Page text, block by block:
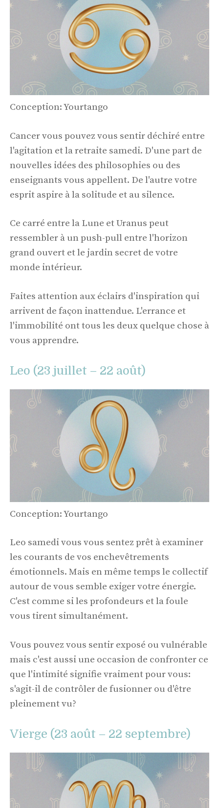
Conception: Yourtango
Cancer vous pouvez vous sentir déchiré entre
l'agitation et la retraite samedi. D'une part de
nouvelles idées des philosophies ou des
enseignants vous appellent. De l'autre votre
esprit aspire à la solitude et au silence.
Ce carré entre la Lune et Uranus peut
ressembler à un push-pull entre l'horizon
grand ouvert et le jardin secret de votre
monde intérieur.
Faites attention aux éclairs d'inspiration qui
arrivent de façon inattendue. L'errance et
l'immobilité ont tous les deux quelque chose à
vous apprendre.
Leo (23 juillet – 22 août)
Conception: Yourtango
Leo samedi vous vous sentez prêt à examiner
les courants de vos enchevêtrements
émotionnels. Mais en même temps le collectif
autour de vous semble exiger votre énergie.
C'est comme si les profondeurs et la foule
vous tirent simultanément.
Vous pouvez vous sentir exposé ou vulnérable
mais c'est aussi une occasion de confronter ce
que l'intimité signifie vraiment pour vous:
s'agit-il de contrôler de fusionner ou d'être
pleinement vu?
Vierge (23 août – 22 septembre)